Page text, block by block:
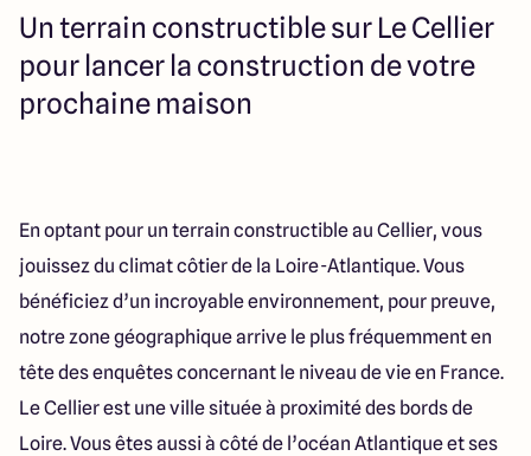
Maisons ARLOGIS Nantes
23 Rue du Bel air
44470 Carquefou
Un terrain constructible sur Le Cellier
pour lancer la construction de votre
prochaine maison
En optant pour un terrain constructible au Cellier, vous
jouissez du climat côtier de la Loire-Atlantique. Vous
bénéficiez d’un incroyable environnement, pour preuve,
notre zone géographique arrive le plus fréquemment en
tête des enquêtes concernant le niveau de vie en France.
Le Cellier est une ville située à proximité des bords de
Loire. Vous êtes aussi à côté de l’océan Atlantique et ses